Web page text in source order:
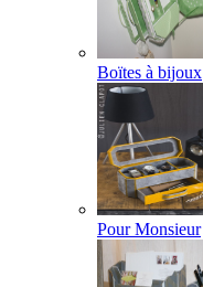
Boïtes à bijoux
Pour Monsieur